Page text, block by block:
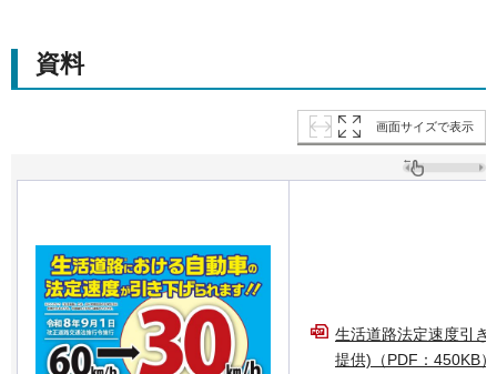
資料
画面サイズで表示
生活道路法定速度引き
提供)（PDF：450KB）